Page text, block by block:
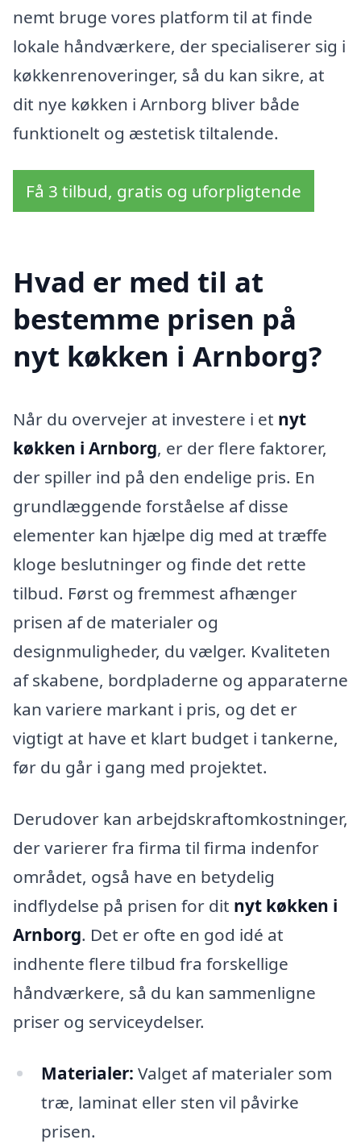
nemt bruge vores platform til at finde
lokale håndværkere, der specialiserer sig i
køkkenrenoveringer, så du kan sikre, at
dit nye køkken i Arnborg bliver både
funktionelt og æstetisk tiltalende.
Få 3 tilbud, gratis og uforpligtende
Hvad er med til at
bestemme prisen på
nyt køkken i Arnborg?
Når du overvejer at investere i et nyt
køkken i Arnborg, er der flere faktorer,
der spiller ind på den endelige pris. En
grundlæggende forståelse af disse
elementer kan hjælpe dig med at træffe
kloge beslutninger og finde det rette
tilbud. Først og fremmest afhænger
prisen af de materialer og
designmuligheder, du vælger. Kvaliteten
af skabene, bordpladerne og apparaterne
kan variere markant i pris, og det er
vigtigt at have et klart budget i tankerne,
før du går i gang med projektet.
Derudover kan arbejdskraftomkostninger,
der varierer fra firma til firma indenfor
området, også have en betydelig
indflydelse på prisen for dit nyt køkken i
Arnborg. Det er ofte en god idé at
indhente flere tilbud fra forskellige
håndværkere, så du kan sammenligne
priser og serviceydelser.
Materialer: Valget af materialer som
træ, laminat eller sten vil påvirke
prisen.